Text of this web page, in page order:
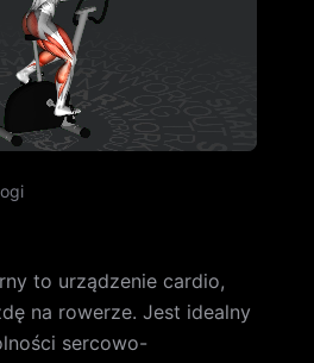
to urządzenie cardio,
na rowerze. Jest idealny
sercowo-